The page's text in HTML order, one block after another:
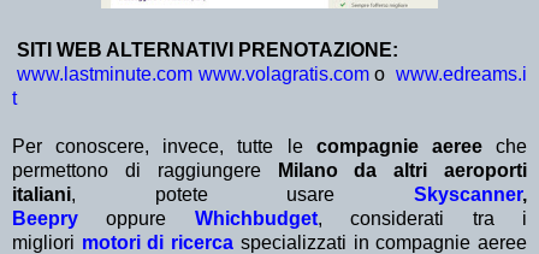
SITI WEB ALTERNATIVI PRENOTAZIONE:
www.lastminute.com www.volagratis.comowww.edreams.i
t
Per conoscere, invece, tutte lecompagnie aereeche
permettono di raggiungereMilano da altri aeroporti
italiani, potete usareSkyscanner,
Beepry oppure Whichbudget, considerati tra i
migliori motori di ricerca specializzati in compagnie aeree